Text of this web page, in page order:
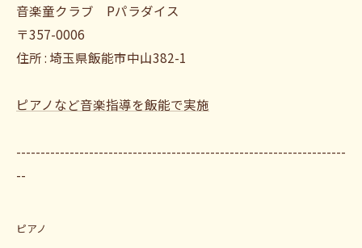
音楽童クラブ Pパラダイス
〒357-0006
住所 : 埼玉県飯能市中山382-1
ピアノなど音楽指導を飯能で実施
--------------------------------------------------------------------
--
ピアノ